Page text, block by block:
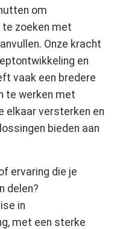
om
te zoeken met
Onze kracht
en
vaak een bredere
te werken met
elkaar versterken en
bieden aan
ervaring die je
delen?
in
met een sterke